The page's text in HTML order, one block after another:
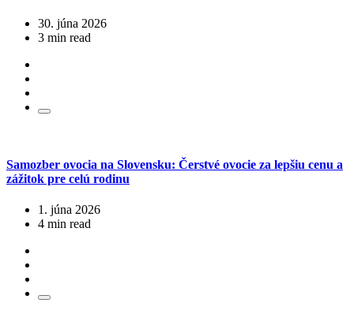
30. júna 2026
3 min read
Samozber ovocia na Slovensku: Čerstvé ovocie za lepšiu cenu a
zážitok pre celú rodinu
1. júna 2026
4 min read